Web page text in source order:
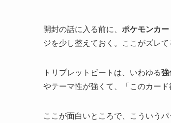
開封の話に入る前に、 ポケモンカー
ジを少し整えておく。ここがズレ
トリプレットビートは、いわゆる強
やテーマ性が強くて、「このカー
ここが面白いところで、こういう